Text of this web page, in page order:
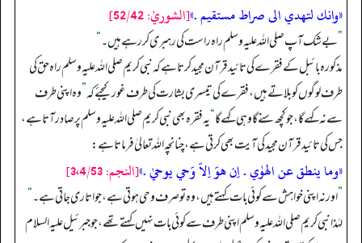
«وانك لتهدي الى صراط مستقيم .»[الشوريٰ: 52/42]
”بےشک آپ صلی اللہ علیہ وسلم راہ راست کی رہبری کر رہے ہیں۔“
مذکورہ بائبل کے فقرے کی تائید قرآن مجید کرتا ہے کہ نبی کریم صلی اللہ علیہ وسلم راہ حق کی
طرف لوگوں کو بلاتے ہیں، فقرے کی تیسری بشارت کی طرف غور کیجئے کہ”وہ اپنی طرف
سے نہ کہے گا، جو کچھ سنے گا وہی کہے گا“یہ فقرہ بھی نبی کریم صلی اللہ علیہ وسلم پر صادر آتا ہے،
جس کی تائید قرآن مجید کی آیت بھی کرتی ہے، چنانچہ اللہ تعالیٰ فرماتا ہے:
«وما ينطق عن الهوٰي . اِن هوَ اِلاّ وَحي يوحيٰ .»[النجم: 3،4/53]
”اور نہ اپنی خواہش سے کوئی بات کہتے ہیں، وہ تو صرف وحی ہوتی ہے، جو اتاری جاتی ہے۔“
لہٰذا نبی کریم صلی اللہ علیہ وسلم اپنی طرف سے کوئی بات نہیں کہتے تھے، جو جبرئیل علیہ السلام